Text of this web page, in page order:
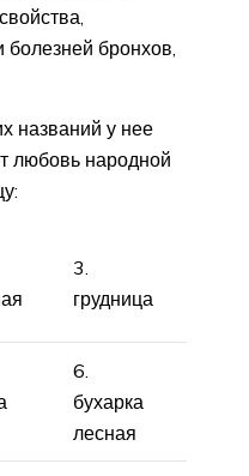
бронхов,
названий у нее
любовь народной
3.
грудница
6.
бухарка
лесная